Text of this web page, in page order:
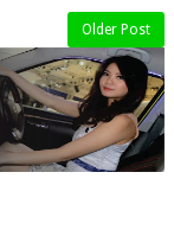
Older Post